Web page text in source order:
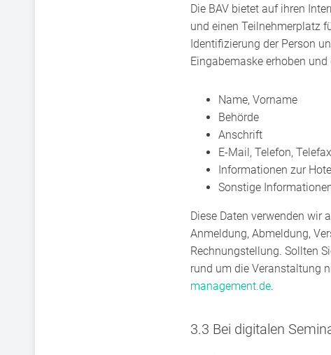
Die BAV bietet auf ihren
und einen Teilnehmerplatz
Identifizierung der Person
Eingabemaske erhoben und
Name, Vorname
Behörde
Anschrift
E-Mail, Telefon, Telefax
Informationen zur
Sonstige
Diese Daten verwenden
Anmeldung, Abmeldung,
Rechnungstellung. Sollten
rund um die Veranstaltung
management.de.
3.3 Bei digitalen